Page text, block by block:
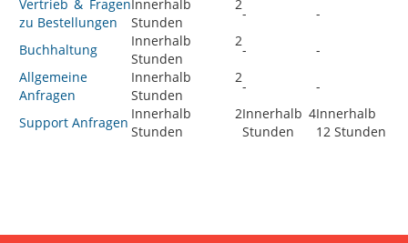
Vertrieb & Fragen
zu Bestellungen
Innerhalb 2
Stunden
- -
Buchhaltung
Innerhalb 2
Stunden
-
-
Allgemeine
Anfragen
Innerhalb 2
Stunden
- -
Support Anfragen
Innerhalb 2
Stunden
Innerhalb 4
Stunden
Innerhalb
12 Stunden